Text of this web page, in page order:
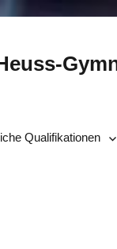
Qualifikationen